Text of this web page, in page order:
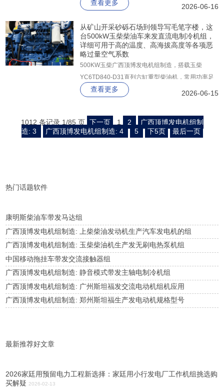
一台经过严苛台架试验验证的工业级发动机，常用功
查看更多 2026-06-16
从矿山开采砂砾石场到领导写毛笔字楼，这
台500kW玉柴柴油车来发直流电制冷机组，
详细可用于高的温度、高海拔高度等各项恶
略过量空气系数
500KW玉柴广西顶博发电机组制造，搭载玉柴
YC6TD840-D31直列六缸重型柴油机，常用功率足
额561kW，备用功率更高达616kW，在1500r/min额
查看更多 2026-06-15
1012 条记录 1/85 页 下一页 1 2
广西顶博发电机组制
造: 3
广西顶博发电机组制造: 4 5 下5页 最后一页
热门话题软件
康明斯柴油车带发马达组
广西顶博发电机组制造: 上柴柴油发动机生产汽车发电机的组
广西顶博发电机组制造: 玉柴柴油机生产发无刷电热泵机组
中国移动拖挂车带发交流接触器组
广西顶博发电机组制造: 静音模式带发主轴电制冷机组
广西顶博发电机组制造: 广州斯坦福发交流电动机组机应用
广西顶博发电机组制造: 郑州斯坦福生产发电动机规格型号
最新推荐好文章
2026家廷用预留电力工程新选择：家廷用小行发电厂工作机组挑选购
买解疑 2026-02-13